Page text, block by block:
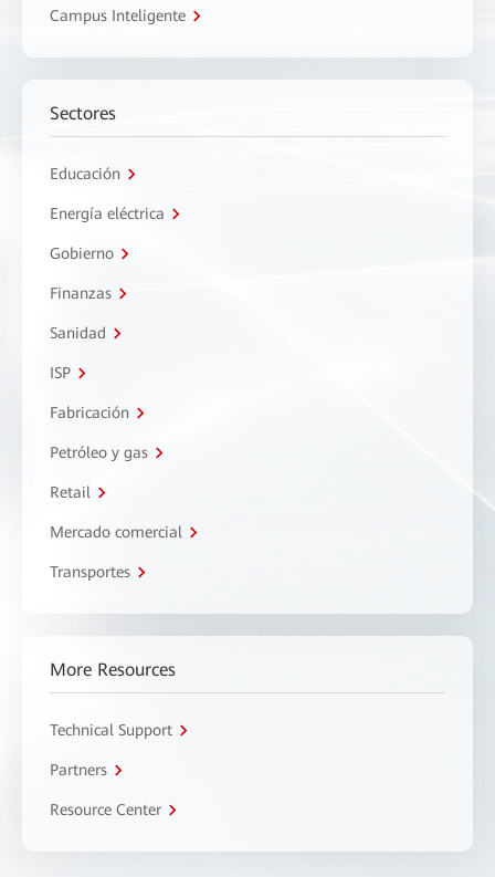
Campus Inteligente
Sectores
Educación
Energía eléctrica
Gobierno
Finanzas
Sanidad
ISP
Fabricación
Petróleo y gas
Retail
Mercado comercial
Transportes
More Resources
Technical Support
Partners
Resource Center